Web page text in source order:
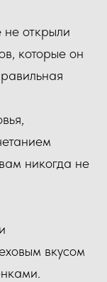
открыли
которые он
никогда не
вкусом